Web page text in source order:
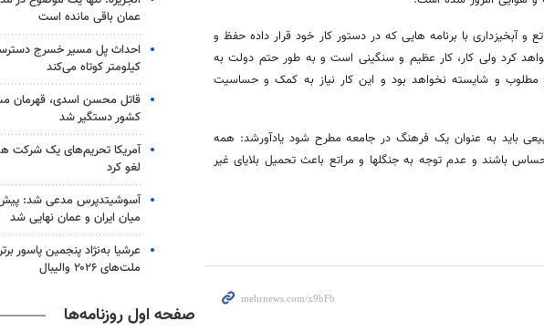
و آبخیزداری با برنامه هایی که در دستور کار خود قرار داده حفظ و
کرد ولی کار، کار عظیم و سنگینی است و به طور حتم دولت به
مطلوب و شایسته نخواهد بود و این کار نیاز به کمک و حساسیت
باید به عنوان یک فرهنگ در جامعه مطرح شود یادآورشد: همه
باشند و عدم توجه به جنگلها و مراتع باعث تحمیل بلایای غیر
عمان باقی مانده است
کیلومتر کوتاه می‌کند
قاتل محسن اسدی، قهرمان
کشور دستگیر شد
آمریکا تحریم‌های یک شرکت
لغو کرد
آسوشیتدپرس مدعی شد:
میان ایران و عمان نهایی شد
عرشیا به‌نژاد پنجمین پاسور
ملت‌های ۲۰۲۶ والیبال
صفحه اول روزنامه‌ها